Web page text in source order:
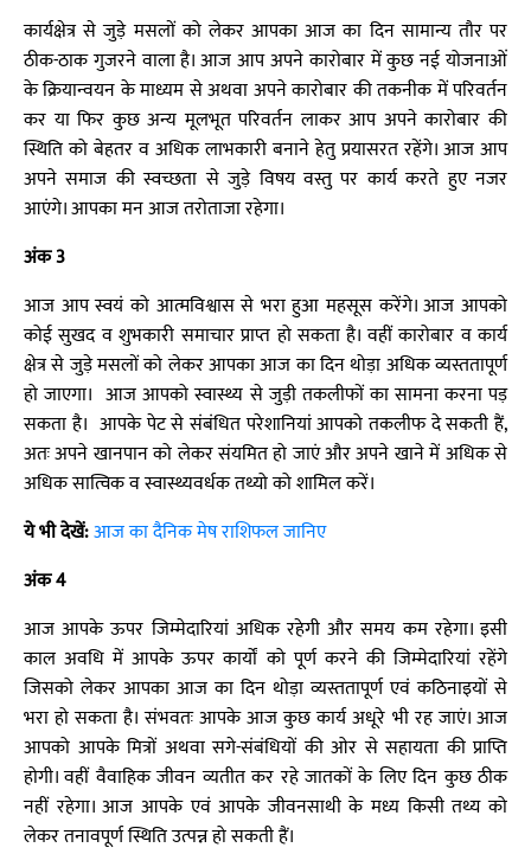
कार्यक्षेत्र से जुड़े मसलों को लेकर आपका आज का दिन सामान्य तौर पर
ठीक-ठाक गुजरने वाला है। आज आप अपने कारोबार में कुछ नई योजनाओं
के क्रियान्वयन के माध्यम से अथवा अपने कारोबार की तकनीक में परिवर्तन
कर या फिर कुछ अन्य मूलभूत परिवर्तन लाकर आप अपने कारोबार की
स्थिति को बेहतर व अधिक लाभकारी बनाने हेतु प्रयासरत रहेंगे। आज आप
अपने समाज की स्वच्छता से जुड़े विषय वस्तु पर कार्य करते हुए नजर
आएंगे। आपका मन आज तरोताजा रहेगा।
अंक 3
आज आप स्वयं को आत्मविश्वास से भरा हुआ महसूस करेंगे। आज आपको
कोई सुखद व शुभकारी समाचार प्राप्त हो सकता है। वहीं कारोबार व कार्य
क्षेत्र से जुड़े मसलों को लेकर आपका आज का दिन थोड़ा अधिक व्यस्ततापूर्ण
हो जाएगा। आज आपको स्वास्थ्य से जुड़ी तकलीफों का सामना करना पड़
सकता है। आपके पेट से संबंधित परेशानियां आपको तकलीफ दे सकती हैं,
अतः अपने खानपान को लेकर संयमित हो जाएं और अपने खाने में अधिक से
अधिक सात्विक व स्वास्थ्यवर्धक तथ्यो को शामिल करें।
ये भी देखें:आज का दैनिक मेष राशिफल जानिए
अंक 4
आज आपके ऊपर जिम्मेदारियां अधिक रहेगी और समय कम रहेगा। इसी
काल अवधि में आपके ऊपर कार्यों को पूर्ण करने की जिम्मेदारियां रहेंगे
जिसको लेकर आपका आज का दिन थोड़ा व्यस्ततापूर्ण एवं कठिनाइयों से
भरा हो सकता है। संभवतः आपके आज कुछ कार्य अधूरे भी रह जाएं। आज
आपको आपके मित्रों अथवा सगे-संबंधियों की ओर से सहायता की प्राप्ति
होगी। वहीं वैवाहिक जीवन व्यतीत कर रहे जातकों के लिए दिन कुछ ठीक
नहीं रहेगा। आज आपके एवं आपके जीवनसाथी के मध्य किसी तथ्य को
लेकर तनावपूर्ण स्थिति उत्पन्न हो सकती हैं।